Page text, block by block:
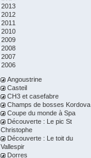
2013
2012
2011
2010
2009
2008
2007
2006
Angoustrine
Casteil
CH3 et casefabre
Champs de bosses Kordova
Coupe du monde à Spa
Découverte : Le pic St
Christophe
Découverte : Le toit du
Vallespir
Dorres